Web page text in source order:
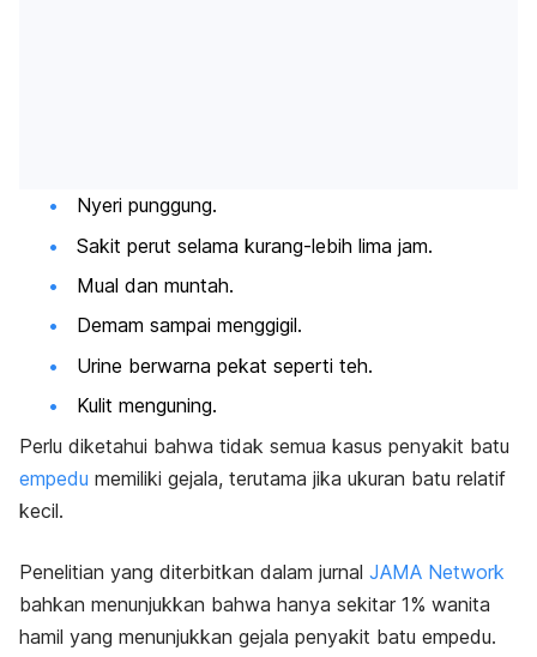
Nyeri punggung.
Sakit perut selama kurang-lebih lima jam.
Mual dan muntah.
Demam sampai menggigil.
Urine berwarna pekat seperti teh.
Kulit menguning.
Perlu diketahui bahwa tidak semua kasus penyakit batu
empedu memiliki gejala, terutama jika ukuran batu relatif
kecil.
Penelitian yang diterbitkan dalam jurnal JAMA Network
bahkan menunjukkan bahwa hanya sekitar 1% wanita
hamil yang menunjukkan gejala penyakit batu empedu.